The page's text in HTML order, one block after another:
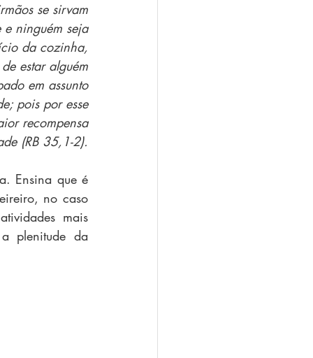
se sirvam
e ninguém seja
da cozinha,
estar alguém
em assunto
pois por esse
recompensa
(RB 35,1-2).
Ensina que é
no caso
mais
plenitude da